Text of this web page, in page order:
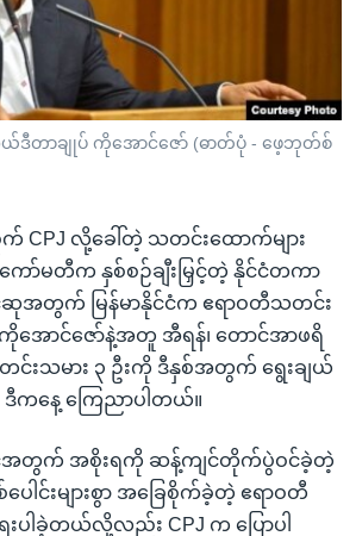
စာ
း
ဒီတာချုပ် ကိုအောင်ဇော် (ဓာတ်ပုံ - ဖေ့ဘုတ်စ်
CPJ လို့ခေါ်တဲ့ သတင်းထောက်များ
ော်မတီက နှစ်စဉ်ချီးမြှင့်တဲ့ နိုင်ငံတကာ
တွက် မြန်မာနိုင်ငံက ဧရာဝတီသတင်း
အောင်ဇော်နဲ့အတူ အီရန်၊ တောင်အာဖရိ
င်းသမား ၃ ဦးကို ဒီနှစ်အတွက် ရွေးချယ်
ဒီကနေ့ ကြေညာပါတယ်။
တွက် အစိုးရကို ဆန့်ကျင်တိုက်ပွဲဝင်ခဲ့တဲ့
ေါင်းများစွာ အခြေစိုက်ခဲ့တဲ့ ဧရာဝတီ
ပါခဲ့တယ်လို့လည်း CPJ က ပြောပါ